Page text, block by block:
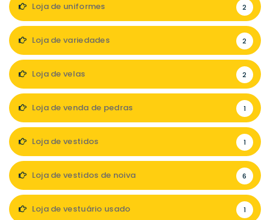
Loja de uniformes 2
Loja de variedades 2
Loja de velas 2
Loja de venda de pedras 1
Loja de vestidos 1
Loja de vestidos de noiva 6
Loja de vestuário usado 1